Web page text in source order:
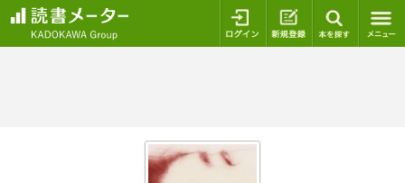
ログイン 新規登録